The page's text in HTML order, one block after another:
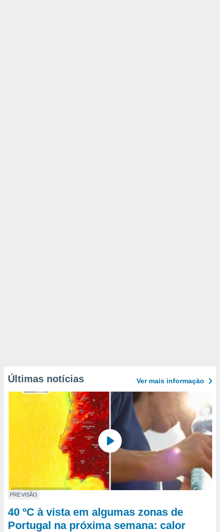
Últimas notícias Ver mais informaçāo
PREVISÃO
40 ºC à vista em algumas zonas de
Portugal na próxima semana: calor